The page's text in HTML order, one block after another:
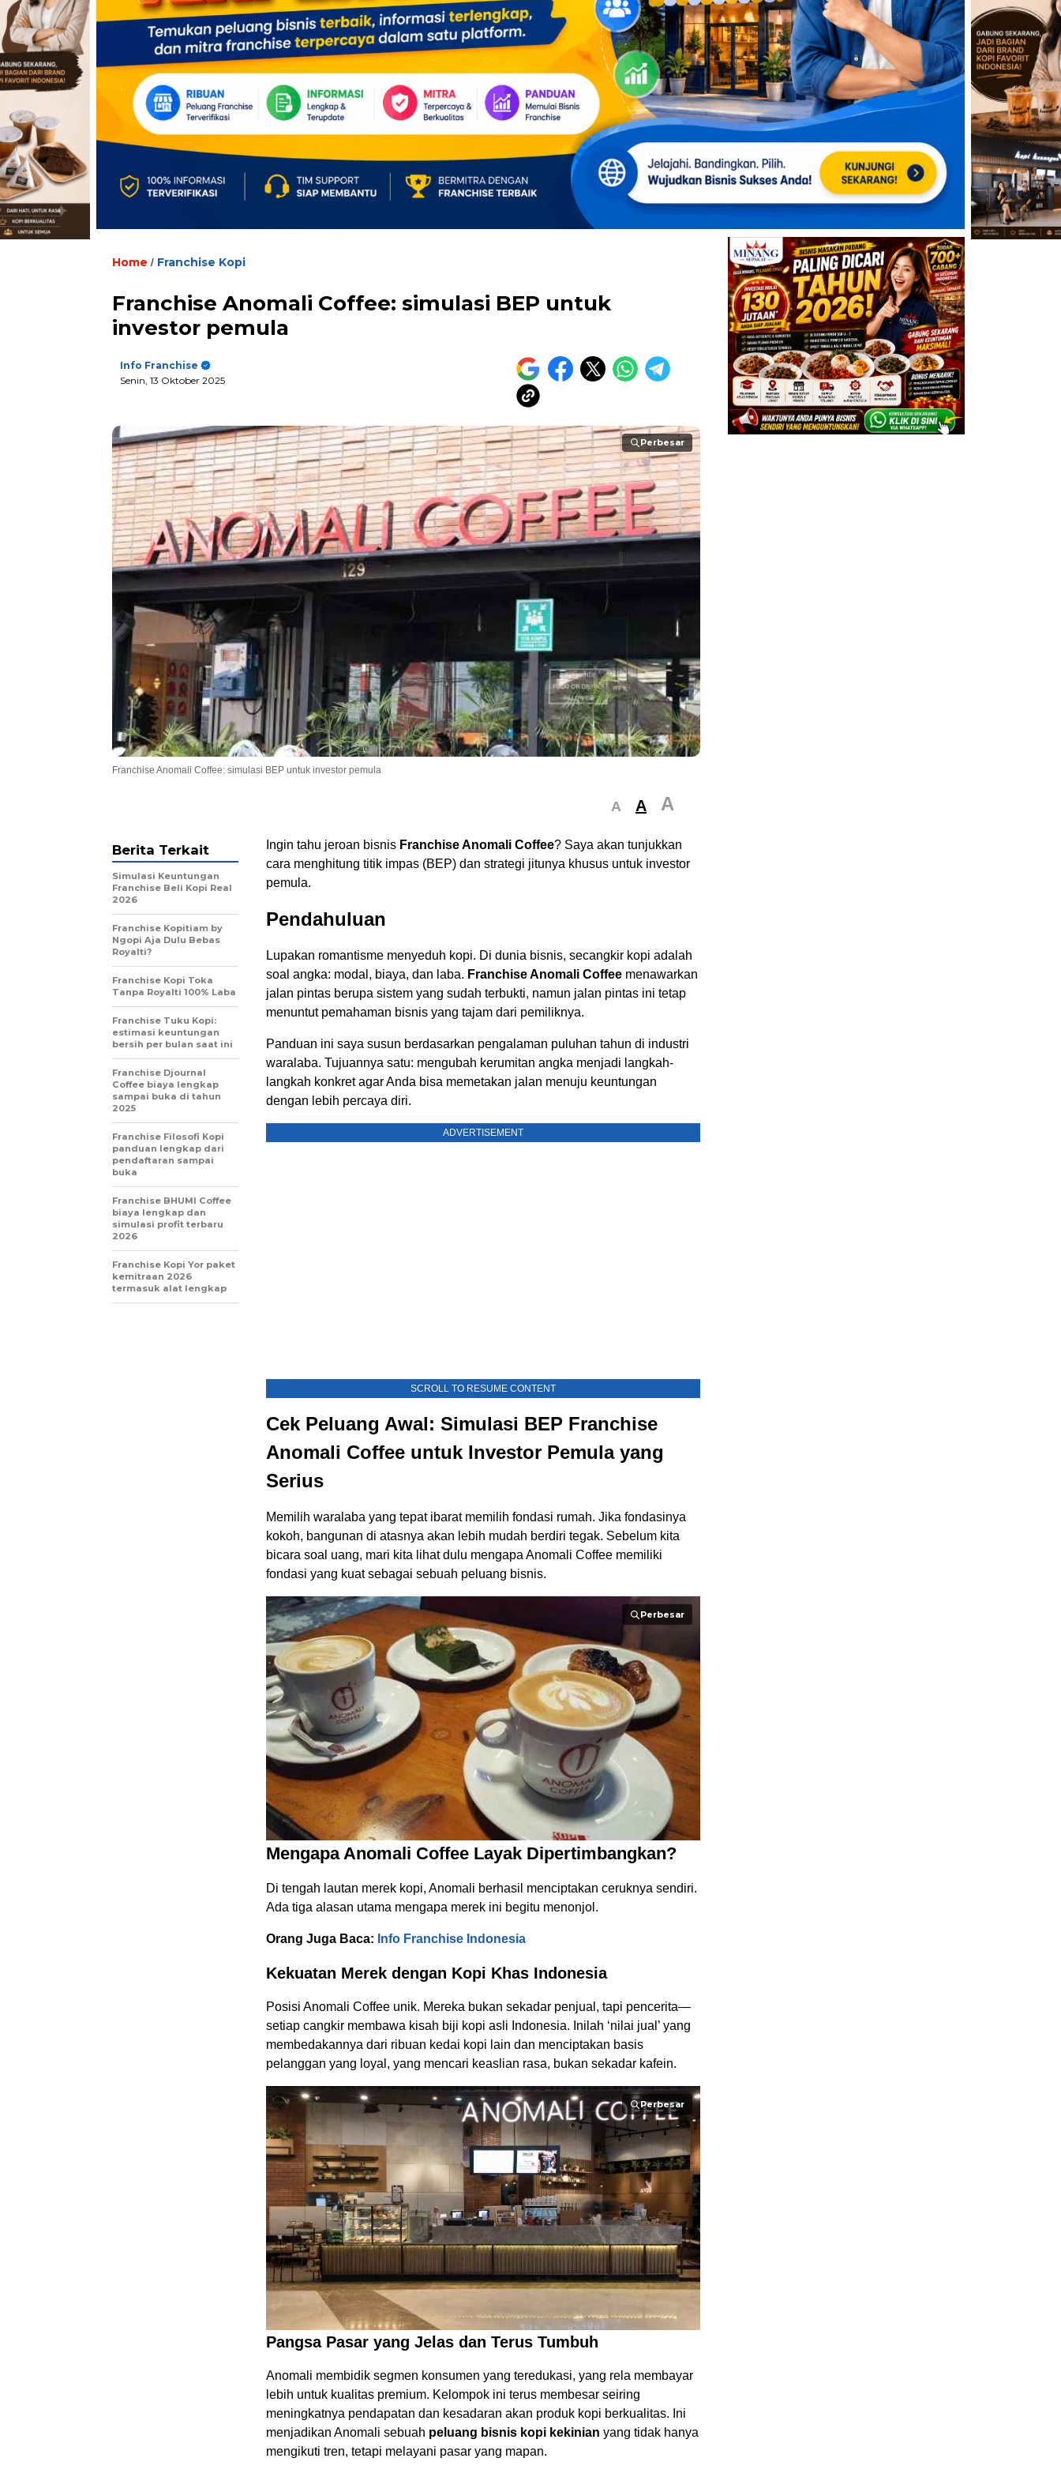
Home / Franchise Kopi
Franchise Anomali Coffee: simulasi BEP untuk
investor pemula
Info Franchise
Senin, 13 Oktober 2025
Perbesar
Franchise Anomali Coffee: simulasi BEP untuk investor pemula
A A A
Ingin tahu jeroan bisnis Franchise Anomali Coffee? Saya akan tunjukkan
cara menghitung titik impas (BEP) dan strategi jitunya khusus untuk investor
pemula.
Pendahuluan
Lupakan romantisme menyeduh kopi. Di dunia bisnis, secangkir kopi adalah
soal angka: modal, biaya, dan laba. Franchise Anomali Coffee menawarkan
jalan pintas berupa sistem yang sudah terbukti, namun jalan pintas ini tetap
menuntut pemahaman bisnis yang tajam dari pemiliknya.
Panduan ini saya susun berdasarkan pengalaman puluhan tahun di industri
waralaba. Tujuannya satu: mengubah kerumitan angka menjadi langkah-
langkah konkret agar Anda bisa memetakan jalan menuju keuntungan
dengan lebih percaya diri.
ADVERTISEMENT
SCROLL TO RESUME CONTENT
Cek Peluang Awal: Simulasi BEP Franchise
Anomali Coffee untuk Investor Pemula yang
Serius
Memilih waralaba yang tepat ibarat memilih fondasi rumah. Jika fondasinya
kokoh, bangunan di atasnya akan lebih mudah berdiri tegak. Sebelum kita
bicara soal uang, mari kita lihat dulu mengapa Anomali Coffee memiliki
fondasi yang kuat sebagai sebuah peluang bisnis.
Perbesar
Mengapa Anomali Coffee Layak Dipertimbangkan?
Di tengah lautan merek kopi, Anomali berhasil menciptakan ceruknya sendiri.
Ada tiga alasan utama mengapa merek ini begitu menonjol.
Orang Juga Baca: Info Franchise Indonesia
Kekuatan Merek dengan Kopi Khas Indonesia
Posisi Anomali Coffee unik. Mereka bukan sekadar penjual, tapi pencerita—
setiap cangkir membawa kisah biji kopi asli Indonesia. Inilah ‘nilai jual’ yang
membedakannya dari ribuan kedai kopi lain dan menciptakan basis
pelanggan yang loyal, yang mencari keaslian rasa, bukan sekadar kafein.
Perbesar
Pangsa Pasar yang Jelas dan Terus Tumbuh
Anomali membidik segmen konsumen yang teredukasi, yang rela membayar
lebih untuk kualitas premium. Kelompok ini terus membesar seiring
meningkatnya pendapatan dan kesadaran akan produk kopi berkualitas. Ini
menjadikan Anomali sebuah peluang bisnis kopi kekinian yang tidak hanya
mengikuti tren, tetapi melayani pasar yang mapan.
Berita Terkait
Simulasi Keuntungan
Franchise Beli Kopi Real
2026
Franchise Kopitiam by
Ngopi Aja Dulu Bebas
Royalti?
Franchise Kopi Toka
Tanpa Royalti 100% Laba
Franchise Tuku Kopi:
estimasi keuntungan
bersih per bulan saat ini
Franchise Djournal
Coffee biaya lengkap
sampai buka di tahun
2025
Franchise Filosofi Kopi
panduan lengkap dari
pendaftaran sampai
buka
Franchise BHUMI Coffee
biaya lengkap dan
simulasi profit terbaru
2026
Franchise Kopi Yor paket
kemitraan 2026
termasuk alat lengkap